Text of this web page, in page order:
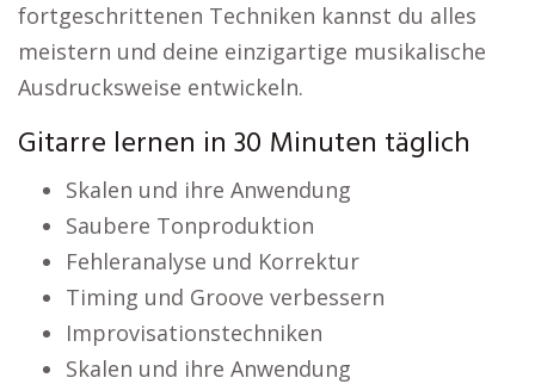
fortgeschrittenen Techniken kannst du alles
meistern und deine einzigartige musikalische
Ausdrucksweise entwickeln.
Gitarre lernen in 30 Minuten täglich
Skalen und ihre Anwendung
Saubere Tonproduktion
Fehleranalyse und Korrektur
Timing und Groove verbessern
Improvisationstechniken
Skalen und ihre Anwendung